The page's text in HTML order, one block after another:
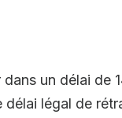
un délai de
légal de